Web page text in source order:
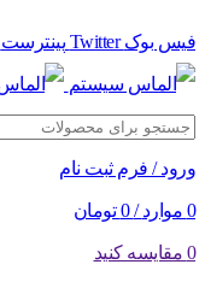
فیس بوک Twitter پینترست
ورود / فرم ثبت نام
0 موارد /
0 تومان
0 مقایسه کنید